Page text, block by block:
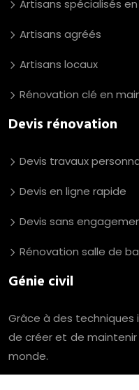
Artisans spécialisés
Artisans agréés
Artisans locaux
Rénovation clé en
Devis rénovation
Devis travaux
Devis en ligne rapide
Devis sans
Rénovation salle de
Génie civil
Grâce à des techniques
de créer et de
monde.